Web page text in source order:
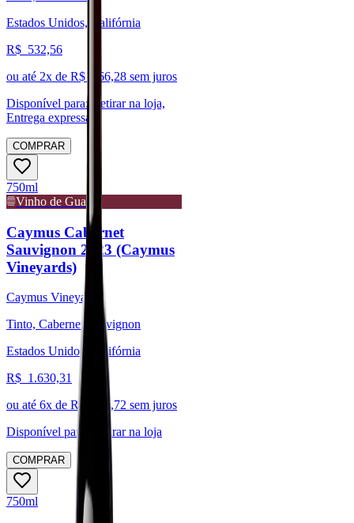
Estados Unidos, Califórnia
R$ 532,56
ou até 2x de R$ 266,28 sem juros
Disponível para:
Retirar na loja,
Entrega expressa
COMPRAR
750ml
Vinho de Guarda
Caymus Cabernet
Sauvignon 2023 (Caymus
Vineyards)
Caymus Vineyards
Tinto, Cabernet Sauvignon
Estados Unidos, Califórnia
R$ 1.630,31
ou até 6x de R$ 271,72 sem juros
Disponível para:
Retirar na loja
COMPRAR
750ml